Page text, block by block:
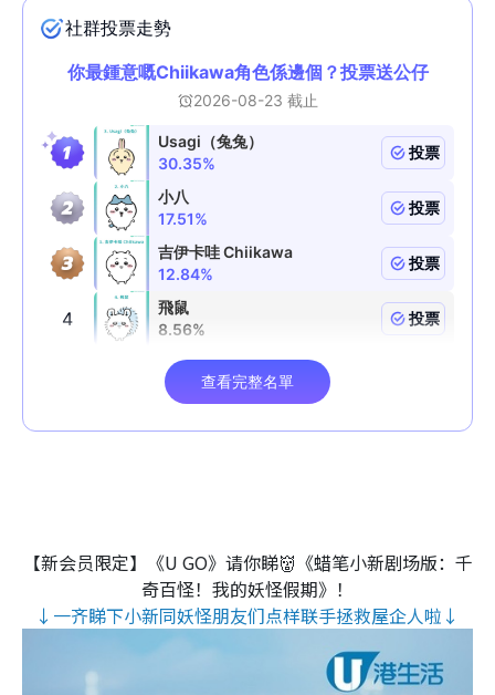
【新会员限定】《U GO》请你睇👹《蜡笔小新剧场版：千
奇百怪！我的妖怪假期》！
↓一齐睇下小新同妖怪朋友们点样联手拯救屋企人啦↓